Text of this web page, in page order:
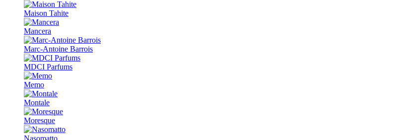
Maison Tahite
Mancera
Marc-Antoine Barrois
MDCI Parfums
Memo
Montale
Moresque
Nasomatto